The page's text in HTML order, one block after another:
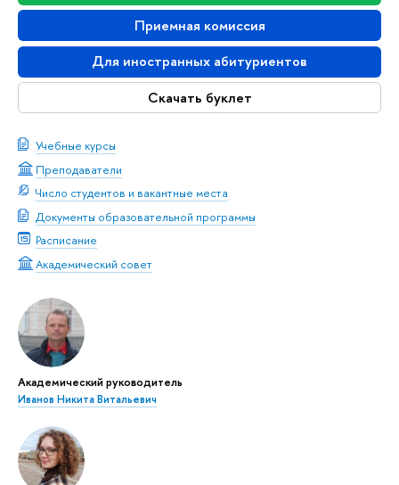
Приемная комиссия
Для иностранных абитуриентов
Скачать буклет
Учебные курсы
Преподаватели
Число студентов и вакантные места
Документы образовательной программы
Расписание
Академический совет
Академический руководитель
Иванов Никита Витальевич